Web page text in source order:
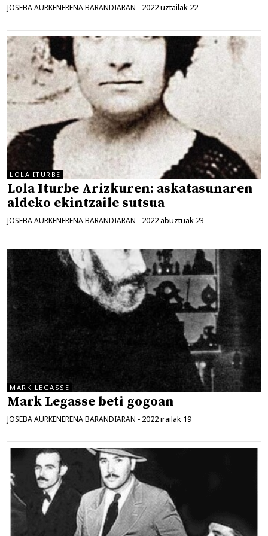
JOSEBA AURKENERENA BARANDIARAN - 2022 uztailak 22
LOLA ITURBE
Lola Iturbe Arizkuren: askatasunaren
aldeko ekintzaile sutsua
JOSEBA AURKENERENA BARANDIARAN - 2022 abuztuak 23
MARK LEGASSE
Mark Legasse beti gogoan
JOSEBA AURKENERENA BARANDIARAN - 2022 irailak 19